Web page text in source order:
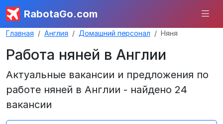
RabotaGo.com
Главная Англия Домашний персонал Няня
Работа няней в Англии
Актуальные вакансии и предложения по
работе няней в Англии - найдено 24
вакансии